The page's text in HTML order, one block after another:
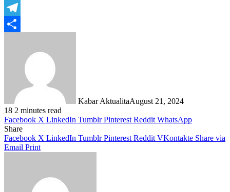
WhatsApp
Telegram
Kabar AktualitaAugust 21, 2024
18 2 minutes read
Facebook X LinkedIn Tumblr Pinterest Reddit WhatsApp
Share
Facebook X LinkedIn Tumblr Pinterest Reddit VKontakte Share via
Email Print